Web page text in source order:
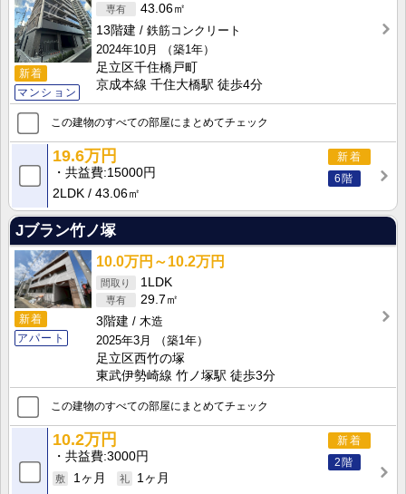
新着
マンション
43.06㎡
13階建
鉄筋コンクリート
2024年10月
（築1年）
足立区千住橋戸町
京成本線 千住大橋駅 徒歩4分
この建物のすべての部屋にまとめてチェック
新着
6階
19.6万円
共益費 15000円
2LDK
43.06㎡
Jブラン竹ノ塚
新着
アパート
10.0万円～10.2万円
1LDK
29.7㎡
3階建
木造
2025年3月
（築1年）
足立区西竹の塚
東武伊勢崎線 竹ノ塚駅 徒歩3分
この建物のすべての部屋にまとめてチェック
新着
2階
10.2万円
共益費 3000円
1ヶ月
1ヶ月